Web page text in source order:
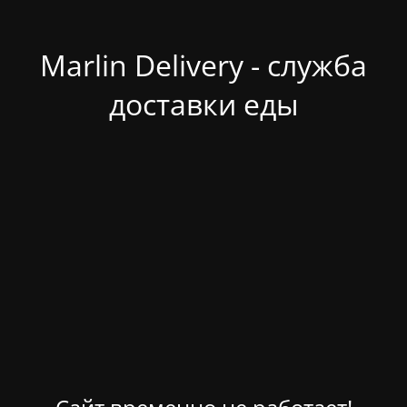
Marlin Delivery - служба
доставки еды